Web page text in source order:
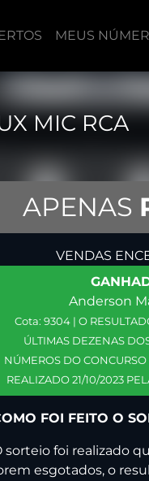
MEUS
MIC RCA
APENAS
VENDAS
Anderson
Cota: 9304 | O
ÚLTIMAS DEZENAS
NÚMEROS DO
REALIZADO 21/10/2023
FOI FEITO O
sorteio foi realizado
esgotados, o